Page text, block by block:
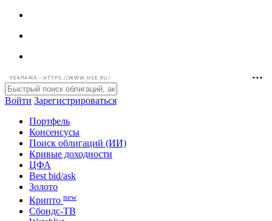
РЕКЛАМА • HTTPS://WWW.HSE.RU/
Войти Зарегистрироваться
Портфель
Консенсусы
Поиск облигаций (ИИ)
Кривые доходности
ЦФА
Best bid/ask